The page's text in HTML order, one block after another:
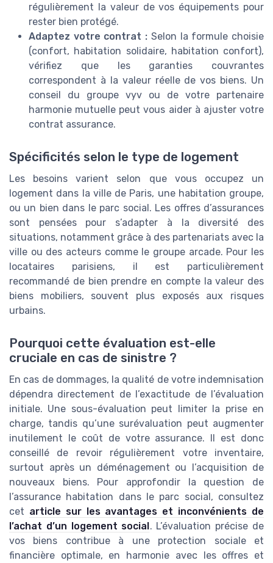
régulièrement la valeur de vos équipements pour
rester bien protégé.
Adaptez votre contrat : Selon la formule choisie
(confort, habitation solidaire, habitation confort),
vérifiez que les garanties couvrantes
correspondent à la valeur réelle de vos biens. Un
conseil du groupe vyv ou de votre partenaire
harmonie mutuelle peut vous aider à ajuster votre
contrat assurance.
Spécificités selon le type de logement
Les besoins varient selon que vous occupez un
logement dans la ville de Paris, une habitation groupe,
ou un bien dans le parc social. Les offres d’assurances
sont pensées pour s’adapter à la diversité des
situations, notamment grâce à des partenariats avec la
ville ou des acteurs comme le groupe arcade. Pour les
locataires parisiens, il est particulièrement
recommandé de bien prendre en compte la valeur des
biens mobiliers, souvent plus exposés aux risques
urbains.
Pourquoi cette évaluation est-elle
cruciale en cas de sinistre ?
En cas de dommages, la qualité de votre indemnisation
dépendra directement de l’exactitude de l’évaluation
initiale. Une sous-évaluation peut limiter la prise en
charge, tandis qu’une surévaluation peut augmenter
inutilement le coût de votre assurance. Il est donc
conseillé de revoir régulièrement votre inventaire,
surtout après un déménagement ou l’acquisition de
nouveaux biens. Pour approfondir la question de
l’assurance habitation dans le parc social, consultez
cet article sur les avantages et inconvénients de
l’achat d’un logement social. L’évaluation précise de
vos biens contribue à une protection sociale et
financière optimale, en harmonie avec les offres et